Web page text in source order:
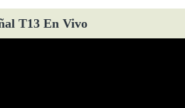
T13 En Vivo